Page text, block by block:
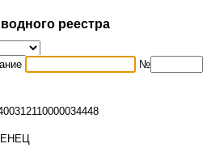
реестра
№